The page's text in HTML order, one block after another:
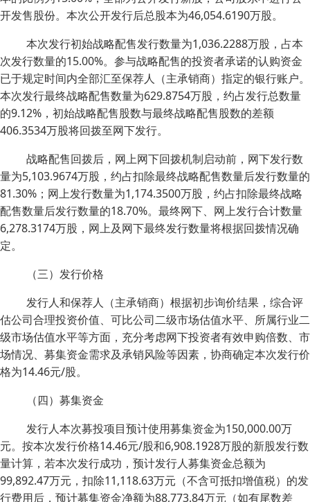
开发售股份。本次公开发行后总股本为46,054.6190万股。
本次发行初始战略配售发行数量为1,036.2288万股，占本
次发行数量的15.00%。参与战略配售的投资者承诺的认购资金
已于规定时间内全部汇至保荐人（主承销商）指定的银行账户。
本次发行最终战略配售数量为629.8754万股，约占发行总数量
的9.12%，初始战略配售股数与最终战略配售股数的差额
406.3534万股将回拨至网下发行。
战略配售回拨后，网上网下回拨机制启动前，网下发行数
量为5,103.9674万股，约占扣除最终战略配售数量后发行数量的
81.30%；网上发行数量为1,174.3500万股，约占扣除最终战略
配售数量后发行数量的18.70%。最终网下、网上发行合计数量
6,278.3174万股，网上及网下最终发行数量将根据回拨情况确
定。
（三）发行价格
发行人和保荐人（主承销商）根据初步询价结果，综合评
估公司合理投资价值、可比公司二级市场估值水平、所属行业二
级市场估值水平等方面，充分考虑网下投资者有效申购倍数、市
场情况、募集资金需求及承销风险等因素，协商确定本次发行价
格为14.46元/股。
（四）募集资金
发行人本次募投项目预计使用募集资金为150,000.00万
元。按本次发行价格14.46元/股和6,908.1928万股的新股发行数
量计算，若本次发行成功，预计发行人募集资金总额为
99,892.47万元，扣除11,118.63万元（不含可抵扣增值税）的发
行费用后，预计募集资金净额为88,773.84万元（如有尾数差